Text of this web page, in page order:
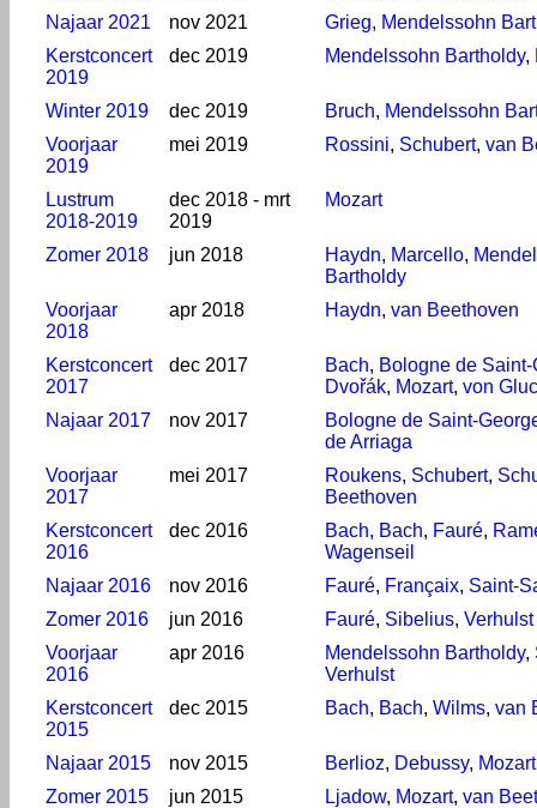
Najaar 2021
nov 2021 Grieg, Mendelssohn
Kerstconcert
2019
dec 2019 Mendelssohn Bartholdy,
Winter 2019 dec 2019 Bruch, Mendelssohn
Voorjaar
2019
mei 2019 Rossini, Schubert, van
Lustrum
2018-2019
dec 2018 - mrt
2019
Mozart
Zomer 2018 jun 2018 Haydn, Marcello,
Bartholdy
Voorjaar
2018
apr 2018 Haydn, van Beethoven
Kerstconcert
2017
dec 2017 Bach, Bologne de
Dvořák, Mozart, von
Najaar 2017
nov 2017
Bologne de Saint-
de Arriaga
Voorjaar
2017
mei 2017 Roukens, Schubert,
Beethoven
Kerstconcert
2016
dec 2016 Bach, Bach, Fauré,
Wagenseil
Najaar 2016
nov 2016 Fauré, Françaix, Saint-
Zomer 2016
jun 2016 Fauré, Sibelius, Verhulst
Voorjaar
2016
apr 2016 Mendelssohn Bartholdy,
Verhulst
Kerstconcert
2015
dec 2015 Bach, Bach, Wilms, van
Najaar 2015 nov 2015 Berlioz, Debussy, Mozart
Zomer 2015
jun 2015 Ljadow, Mozart, van